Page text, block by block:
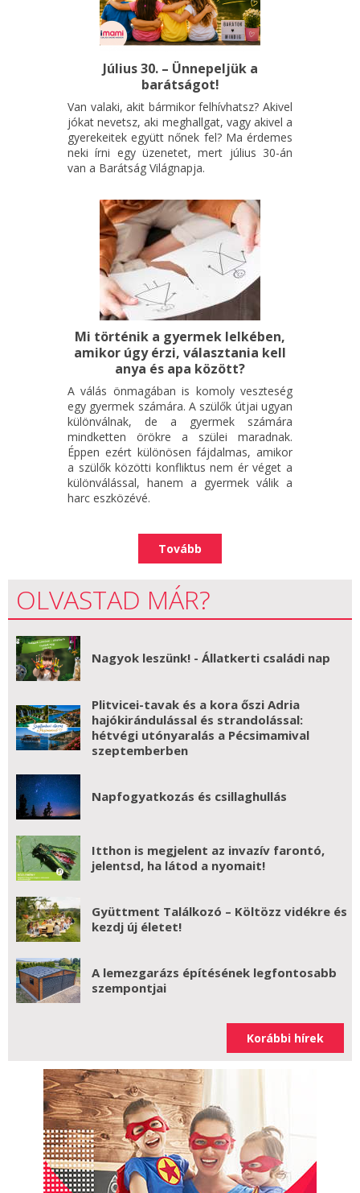
Július 30. – Ünnepeljük a
barátságot!
Van valaki, akit bármikor felhívhatsz? Akivel
jókat nevetsz, aki meghallgat, vagy akivel a
gyerekeitek együtt nőnek fel? Ma érdemes
neki írni egy üzenetet, mert július 30-án
van a Barátság Világnapja.
Mi történik a gyermek lelkében,
amikor úgy érzi, választania kell
anya és apa között?
A válás önmagában is komoly veszteség
egy gyermek számára. A szülők útjai ugyan
különválnak, de a gyermek számára
mindketten örökre a szülei maradnak.
Éppen ezért különösen fájdalmas, amikor
a szülők közötti konfliktus nem ér véget a
különválással, hanem a gyermek válik a
harc eszközévé.
Tovább
OLVASTAD MÁR?
Nagyok leszünk! - Állatkerti családi nap
Plitvicei-tavak és a kora őszi Adria
hajókirándulással és strandolással:
hétvégi utónyaralás a Pécsimamival
szeptemberben
Napfogyatkozás és csillaghullás
Itthon is megjelent az invazív farontó,
jelentsd, ha látod a nyomait!
Gyüttment Találkozó – Költözz vidékre és
kezdj új életet!
A lemezgarázs építésének legfontosabb
szempontjai
Korábbi hírek